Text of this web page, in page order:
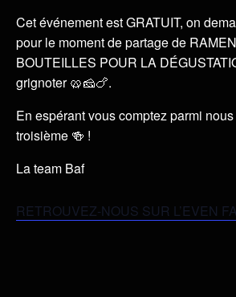
Cet événement est GRATUIT, on
pour le moment de partage de
BOUTEILLES POUR LA
grignoter 🥨🧀🍗.
En espérant vous comptez parmi
troisième 🍻 !
La team Baf
RETROUVEZ-NOUS SUR L’EVEN